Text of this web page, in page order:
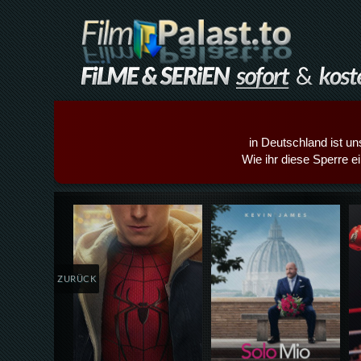
in Deutschland ist
Wie ihr diese Sperre
Details,Play Details,Play
ZURÜCK